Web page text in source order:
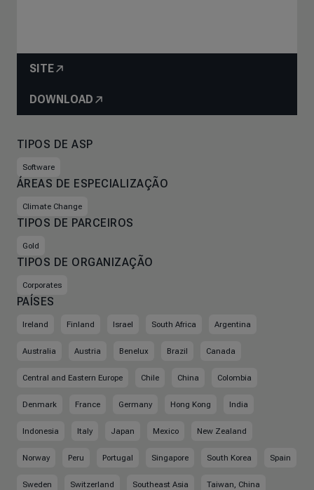
SITE
DOWNLOAD
TIPOS DE ASP
Software
ÁREAS DE ESPECIALIZAÇÃO
Climate Change
TIPOS DE PARCEIROS
Gold
TIPOS DE ORGANIZAÇÃO
Corporates
PAÍSES
Ireland Finland Israel South Africa Argentina
Australia Austria Benelux Brazil Canada
Central and Eastern Europe Chile China Colombia
Denmark France Germany Hong Kong India
Indonesia Italy Japan Mexico New Zealand
Norway Peru Portugal Singapore South Korea Spain
Sweden Switzerland Southeast Asia Taiwan, China